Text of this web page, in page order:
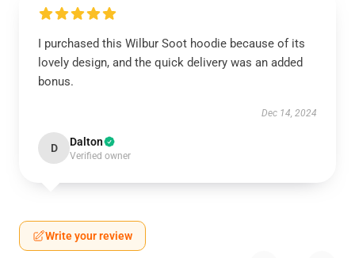
I purchased this Wilbur Soot hoodie because of its
lovely design, and the quick delivery was an added
bonus.
Dec 14, 2024
D Dalton
Verified owner
Write your review